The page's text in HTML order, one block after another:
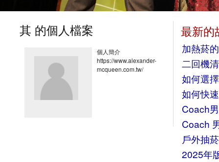
其 的個人檔案
個人簡介
https://www.alexander-
mcqueen.com.tw/
最新的
加熱菸
二回機
如何選
如何快
Coach
Coach
戶外抽
2025年